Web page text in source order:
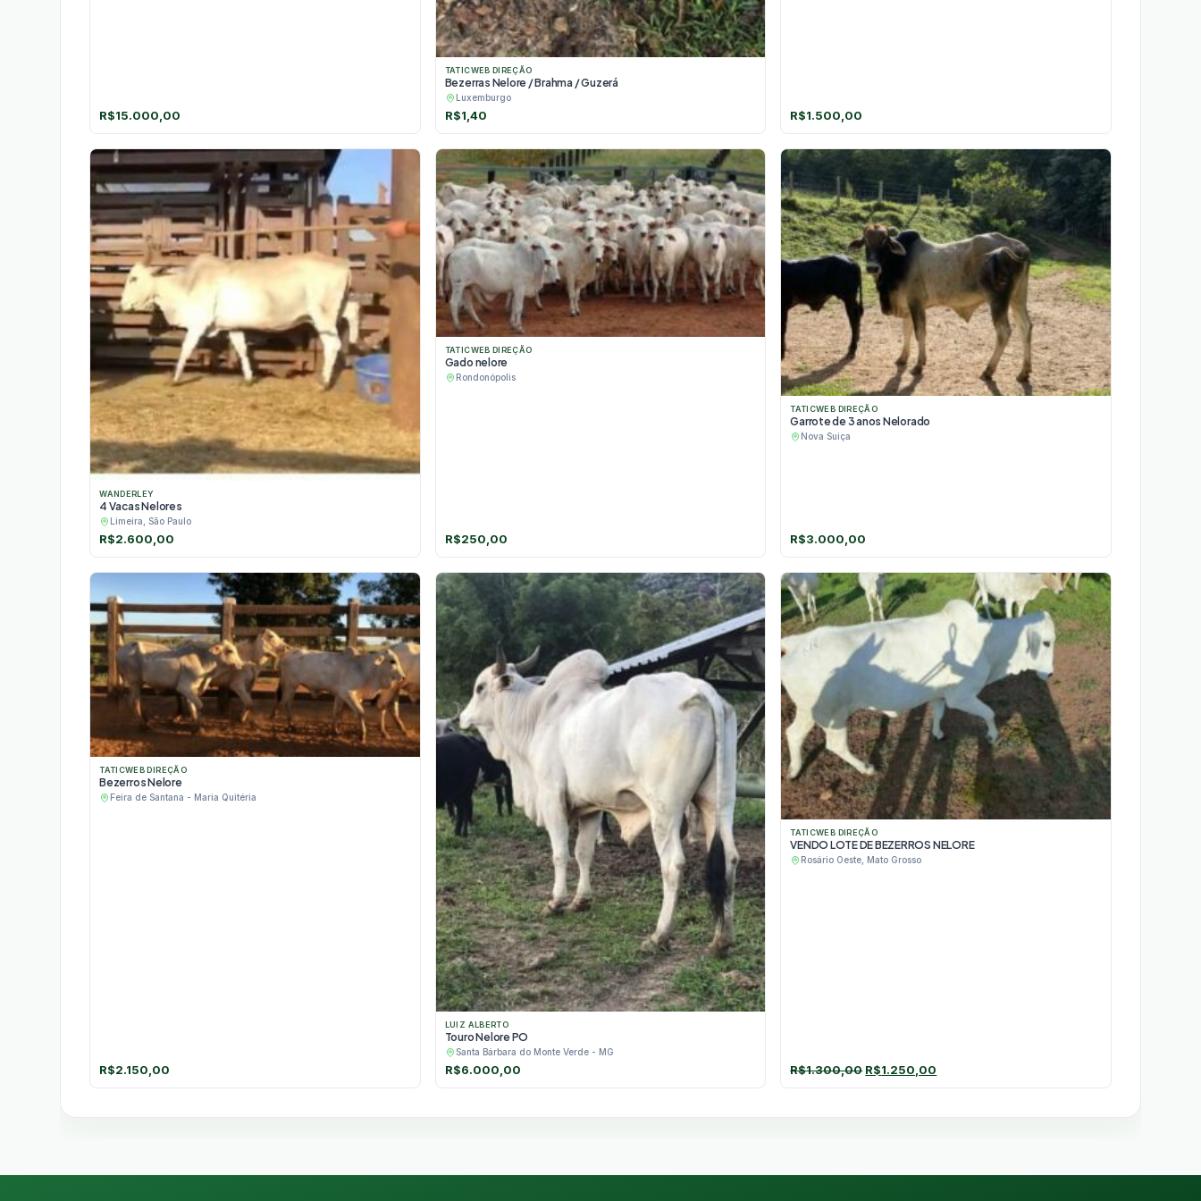
R$15.000,00
TATICWEB DIREÇÃO
Bezerras Nelore / Brahma / Guzerá
Luxemburgo
R$1,40 R$1.500,00
WANDERLEY
4 Vacas Nelores
Limeira, São Paulo
R$2.600,00
TATICWEB DIREÇÃO
Gado nelore
Rondonópolis
R$250,00
TATICWEB DIREÇÃO
Garrote de 3 anos Nelorado
Nova Suiça
R$3.000,00
TATICWEB DIREÇÃO
Bezerros Nelore
Feira de Santana - Maria Quitéria
R$2.150,00
LUIZ ALBERTO
Touro Nelore PO
Santa Bárbara do Monte Verde - MG
R$6.000,00
TATICWEB DIREÇÃO
VENDO LOTE DE BEZERROS NELORE
Rosário Oeste, Mato Grosso
R$1.300,00 O
R$1.250,00